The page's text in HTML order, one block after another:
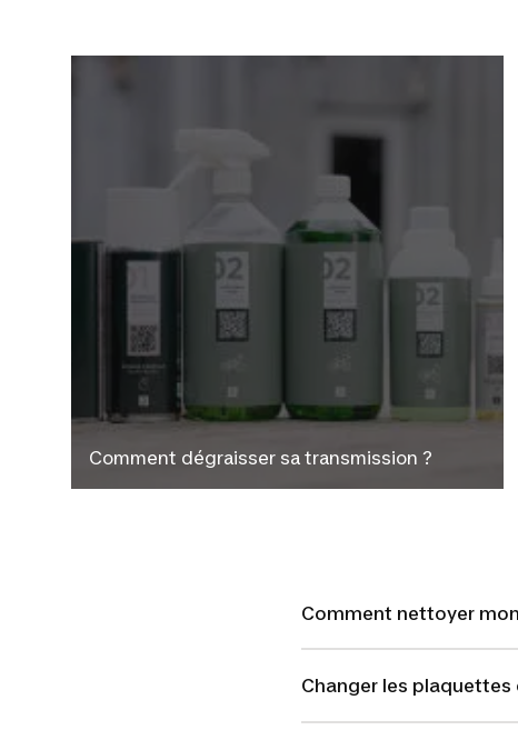
Comment dégraisser sa transmission ?
Comment nettoyer
Changer les plaquettes